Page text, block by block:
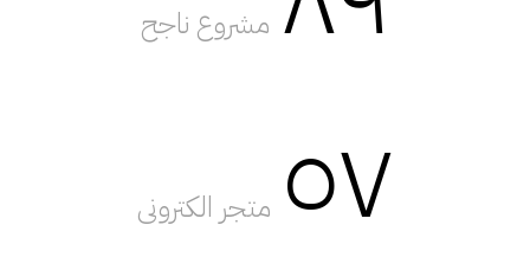
مشروع ناجح
٥٧ متجر الكترونى